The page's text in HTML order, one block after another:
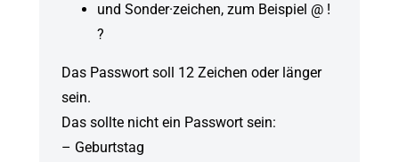
und Sonder·zeichen, zum Beispiel @ !
?
Das Passwort soll 12 Zeichen oder länger
sein.
Das sollte nicht ein Passwort sein:
– Geburtstag